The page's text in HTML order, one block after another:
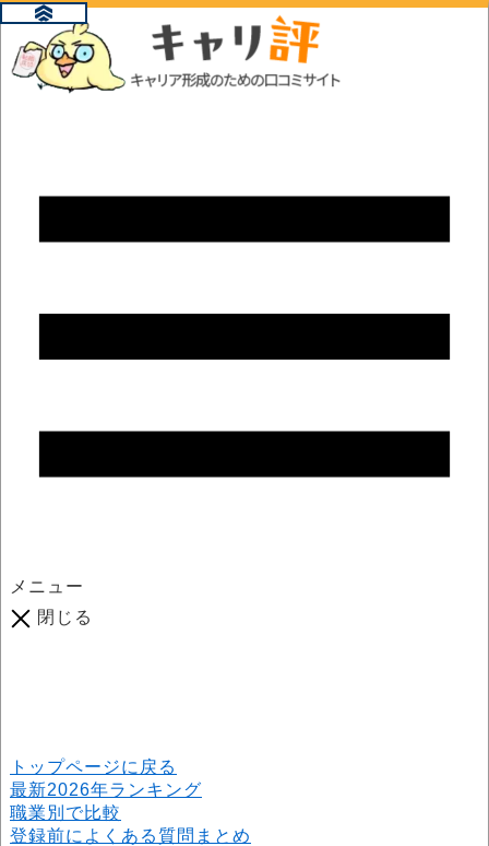
メニュー
閉じる
トップページに戻る
最新2026年ランキング
職業別で比較
登録前によくある質問まとめ